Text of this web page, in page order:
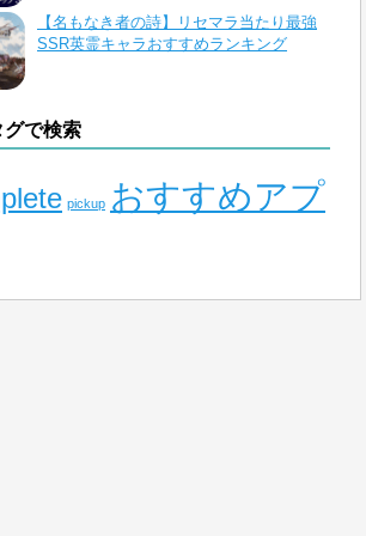
【名もなき者の詩】リセマラ当たり最強
SSR英霊キャラおすすめランキング
グで検索
pickup おすすめアプ